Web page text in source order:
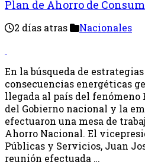
Plan de Ahorro de
2 días atras Nacionales
En la búsqueda de
consecuencias energéticas
llegada al país del fenómeno
del Gobierno nacional y la
efectuaron una mesa de
Ahorro Nacional. El
Públicas y Servicios, Juan
reunión efectuada …